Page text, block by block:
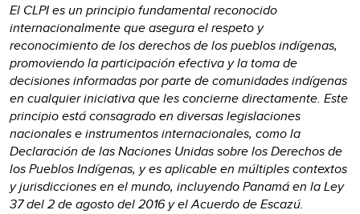
El CLPI es un principio fundamental reconocido
internacionalmente que asegura el respeto y
reconocimiento de los derechos de los pueblos indígenas,
promoviendo la participación efectiva y la toma de
decisiones informadas por parte de comunidades indígenas
en cualquier iniciativa que les concierne directamente. Este
principio está consagrado en diversas legislaciones
nacionales e instrumentos internacionales, como la
Declaración de las Naciones Unidas sobre los Derechos de
los Pueblos Indígenas, y es aplicable en múltiples contextos
y jurisdicciones en el mundo, incluyendo Panamá en la Ley
37 del 2 de agosto del 2016 y el Acuerdo de Escazú.